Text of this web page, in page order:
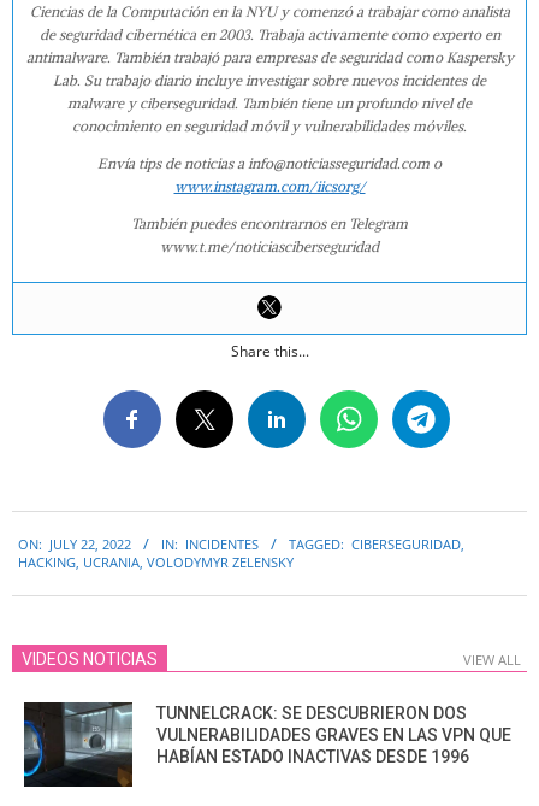
Ciencias de la Computación en la NYU y comenzó a trabajar como analista
de seguridad cibernética en 2003. Trabaja activamente como experto en
antimalware. También trabajó para empresas de seguridad como Kaspersky
Lab. Su trabajo diario incluye investigar sobre nuevos incidentes de
malware y ciberseguridad. También tiene un profundo nivel de
conocimiento en seguridad móvil y vulnerabilidades móviles.
Envía tips de noticias a info@noticiasseguridad.com o
www.instagram.com/iicsorg/
También puedes encontrarnos en Telegram
www.t.me/noticiasciberseguridad
Share this...
07-
ON: JULY 22, 2022 IN: INCIDENTES TAGGED: CIBERSEGURIDAD,
HACKING, UCRANIA, VOLODYMYR ZELENSKY
VIDEOS NOTICIAS VIEW ALL
TUNNELCRACK: SE DESCUBRIERON DOS
VULNERABILIDADES GRAVES EN LAS VPN QUE
HABÍAN ESTADO INACTIVAS DESDE 1996